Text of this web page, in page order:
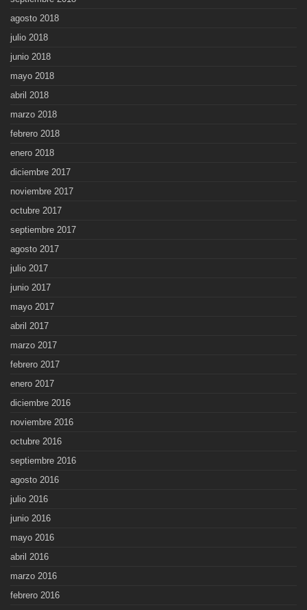
agosto 2018
julio 2018
junio 2018
mayo 2018
abril 2018
marzo 2018
febrero 2018
enero 2018
diciembre 2017
noviembre 2017
octubre 2017
septiembre 2017
agosto 2017
julio 2017
junio 2017
mayo 2017
abril 2017
marzo 2017
febrero 2017
enero 2017
diciembre 2016
noviembre 2016
octubre 2016
septiembre 2016
agosto 2016
julio 2016
junio 2016
mayo 2016
abril 2016
marzo 2016
febrero 2016